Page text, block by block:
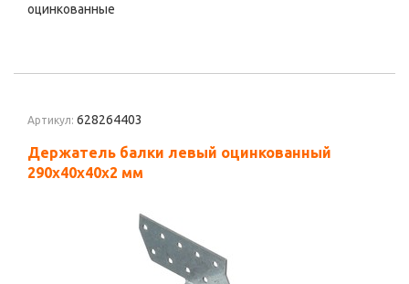
оцинкованные
Артикул: 628264403
Держатель балки левый оцинкованный
290х40х40х2 мм